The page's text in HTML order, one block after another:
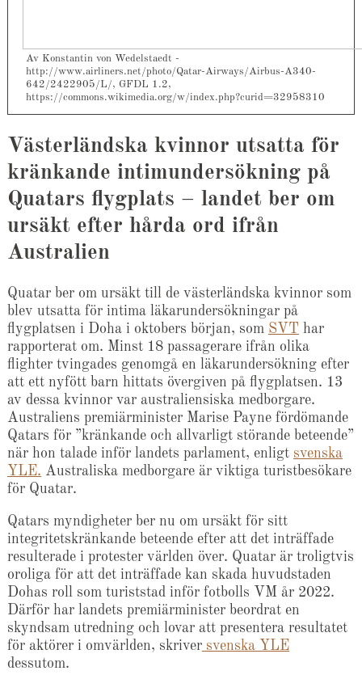
Av Konstantin von Wedelstaedt -
http://www.airliners.net/photo/Qatar-Airways/Airbus-A340-
642/2422905/L/, GFDL 1.2,
https://commons.wikimedia.org/w/index.php?curid=32958310
Västerländska kvinnor utsatta för
kränkande intimundersökning på
Quatars flygplats – landet ber om
ursäkt efter hårda ord ifrån
Australien
Quatar ber om ursäkt till de västerländska kvinnor som
blev utsatta för intima läkarundersökningar på
flygplatsen i Doha i oktobers början, som SVT har
rapporterat om. Minst 18 passagerare ifrån olika
flighter tvingades genomgå en läkarundersökning efter
att ett nyfött barn hittats övergiven på flygplatsen. 13
av dessa kvinnor var australiensiska medborgare.
Australiens premiärminister Marise Payne fördömande
Qatars för ”kränkande och allvarligt störande beteende”
när hon talade inför landets parlament, enligt svenska
YLE. Australiska medborgare är viktiga turistbesökare
för Quatar.
Qatars myndigheter ber nu om ursäkt för sitt
integritetskränkande beteende efter att det inträffade
resulterade i protester världen över. Quatar är troligtvis
oroliga för att det inträffade kan skada huvudstaden
Dohas roll som turiststad inför fotbolls VM år 2022.
Därför har landets premiärminister beordrat en
skyndsam utredning och lovar att presentera resultatet
för aktörer i omvärlden, skriver svenska YLE
dessutom.